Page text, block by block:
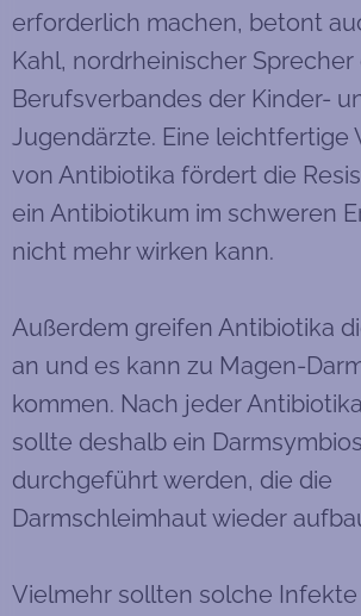
erforderlich machen, betont
Kahl, nordrheinischer Sprecher
Berufsverbandes der Kinder-
Jugendärzte. Eine leichtfertige
von Antibiotika fördert die
ein Antibiotikum im schweren
nicht mehr wirken kann.
Außerdem greifen Antibiotika
an und es kann zu Magen-
kommen. Nach jeder
sollte deshalb ein
durchgeführt werden, die die
Darmschleimhaut wieder
Vielmehr sollten solche